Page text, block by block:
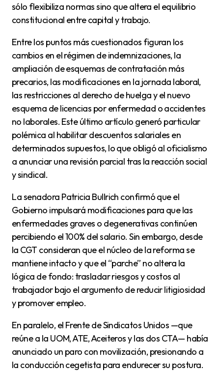
sólo flexibiliza normas sino que altera el equilibrio
constitucional entre capital y trabajo.
Entre los puntos más cuestionados figuran los
cambios en el régimen de indemnizaciones, la
ampliación de esquemas de contratación más
precarios, las modificaciones en la jornada laboral,
las restricciones al derecho de huelga y el nuevo
esquema de licencias por enfermedad o accidentes
no laborales. Este último artículo generó particular
polémica al habilitar descuentos salariales en
determinados supuestos, lo que obligó al oficialismo
a anunciar una revisión parcial tras la reacción social
y sindical.
La senadora Patricia Bullrich confirmó que el
Gobierno impulsará modificaciones para que las
enfermedades graves o degenerativas continúen
percibiendo el 100% del salario. Sin embargo, desde
la CGT consideran que el núcleo de la reforma se
mantiene intacto y que el “parche” no altera la
lógica de fondo: trasladar riesgos y costos al
trabajador bajo el argumento de reducir litigiosidad
y promover empleo.
En paralelo, el Frente de Sindicatos Unidos —que
reúne a la UOM, ATE, Aceiteros y las dos CTA— había
anunciado un paro con movilización, presionando a
la conducción cegetista para endurecer su postura.